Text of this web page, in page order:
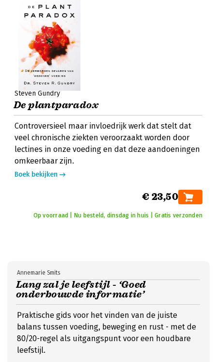
Steven Gundry
De plantparadox
Controversieel maar invloedrijk werk dat stelt dat
veel chronische ziekten veroorzaakt worden door
lectines in onze voeding en dat deze aandoeningen
omkeerbaar zijn.
Boek bekijken
€ 23,50
Op voorraad | Nu besteld, dinsdag in huis | Gratis verzonden
Lang zal je leefstijl - ‘Goed
onderbouwde informatie’
Annemarie Smits
Praktische gids voor het vinden van de juiste
balans tussen voeding, beweging en rust - met de
80/20-regel als uitgangspunt voor een houdbare
leefstijl.